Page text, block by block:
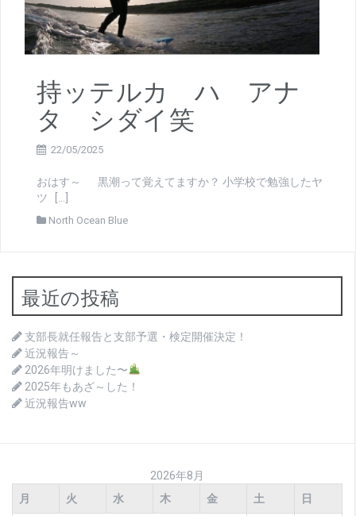
持ッテルカ ハ アナ
タ シダイ笑
22/05/2025
おはす～ 黒潮って覚えてますか？ 小学校で勉強したヤ
ツ […]
North Ocean Blue
最近の投稿
支部長就任報告と支部予選・検定開催決定！
近況報告～
2026年明けました〜
2025年もあざ～した！
近況報告ww
2026年8月
月
火 水 木 金 土 日